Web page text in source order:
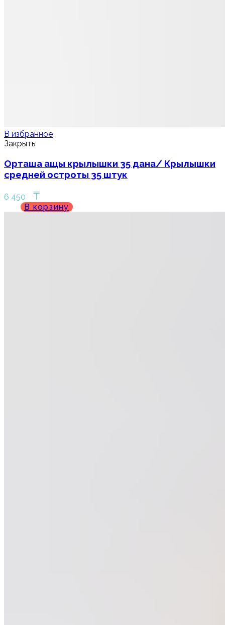
В избранное
Закрыть
Орташа ащы крылышки 35 дана/ Крылышки
средней остроты 35 штук
6 450 ₸
В корзину